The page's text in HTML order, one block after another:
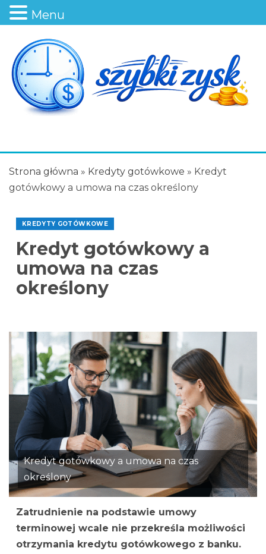
Strona główna » Kredyty gotówkowe » Kredyt
gotówkowy a umowa na czas określony
KREDYTY GOTÓWKOWE
Kredyt gotówkowy a
umowa na czas
określony
Kredyt gotówkowy a umowa na czas
określony
Zatrudnienie na podstawie umowy
terminowej wcale nie przekreśla możliwości
otrzymania kredytu gotówkowego z banku.
Menu